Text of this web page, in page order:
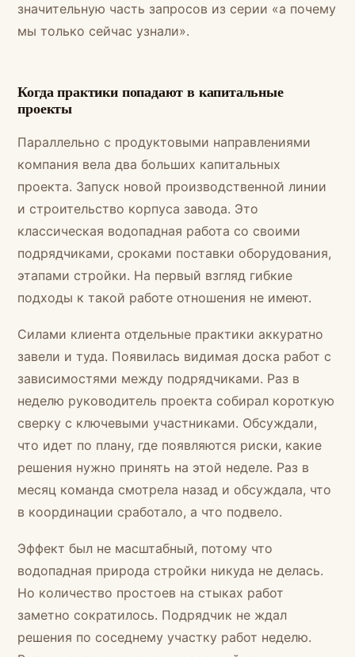
значительную часть запросов из серии «а почему
мы только сейчас узнали».
Когда практики попадают в капитальные
проекты
Параллельно с продуктовыми направлениями
компания вела два больших капитальных
проекта. Запуск новой производственной линии
и строительство корпуса завода. Это
классическая водопадная работа со своими
подрядчиками, сроками поставки оборудования,
этапами стройки. На первый взгляд гибкие
подходы к такой работе отношения не имеют.
Силами клиента отдельные практики аккуратно
завели и туда. Появилась видимая доска работ с
зависимостями между подрядчиками. Раз в
неделю руководитель проекта собирал короткую
сверку с ключевыми участниками. Обсуждали,
что идет по плану, где появляются риски, какие
решения нужно принять на этой неделе. Раз в
месяц команда смотрела назад и обсуждала, что
в координации сработало, а что подвело.
Эффект был не масштабный, потому что
водопадная природа стройки никуда не делась.
Но количество простоев на стыках работ
заметно сократилось. Подрядчик не ждал
решения по соседнему участку работ неделю.